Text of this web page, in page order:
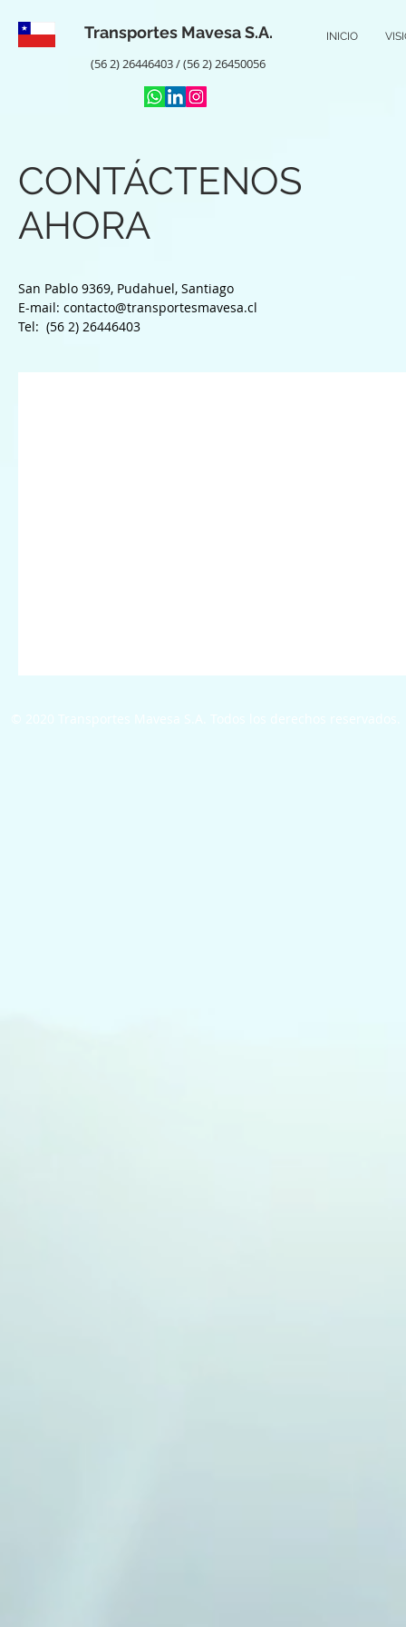
Transportes Mavesa S.A.
(56 2) 26446403 / (56 2) 26450056
INICIO
CONTÁCTENOS
AHORA
San Pablo 9369, Pudahuel, Santiago​
E-mail: contacto@transportesmavesa.cl
Tel: (56 2) 26446403